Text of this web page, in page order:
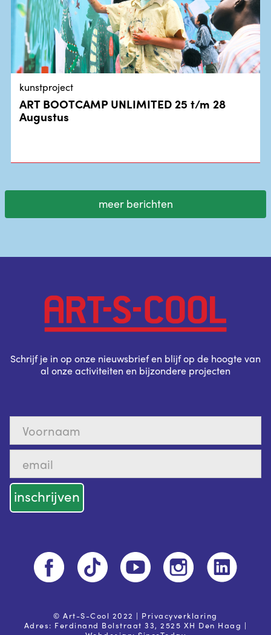
kunstproject
ART BOOTCAMP UNLIMITED 25 t/m 28
Augustus
meer berichten
Schrijf je in op onze nieuwsbrief en blijf op de hoogte van
al onze activiteiten en bijzondere projecten
© Art-S-Cool 2022 | Privacyverklaring
Adres: Ferdinand Bolstraat 33, 2525 XH Den Haag |